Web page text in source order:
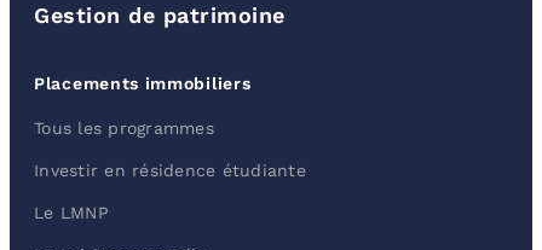
Gestion de patrimoine
Placements immobiliers
Tous les programmes
Investir en résidence étudiante
Le LMNP